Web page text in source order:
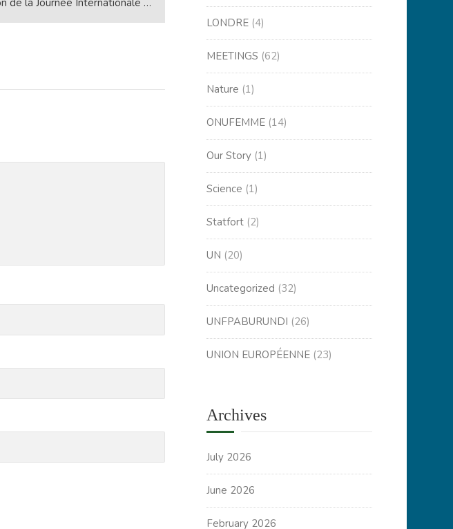
Internationale des Droits de l’Homme, Edition 2018
LONDRE (4)
MEETINGS (62)
Nature (1)
ONUFEMME (14)
Our Story (1)
Science (1)
Statfort (2)
UN (20)
Uncategorized (32)
UNFPABURUNDI (26)
UNION EUROPÉENNE (23)
Archives
July 2026
June 2026
February 2026